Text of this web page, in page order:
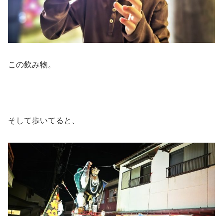
この飲み物。
そして歩いてると、